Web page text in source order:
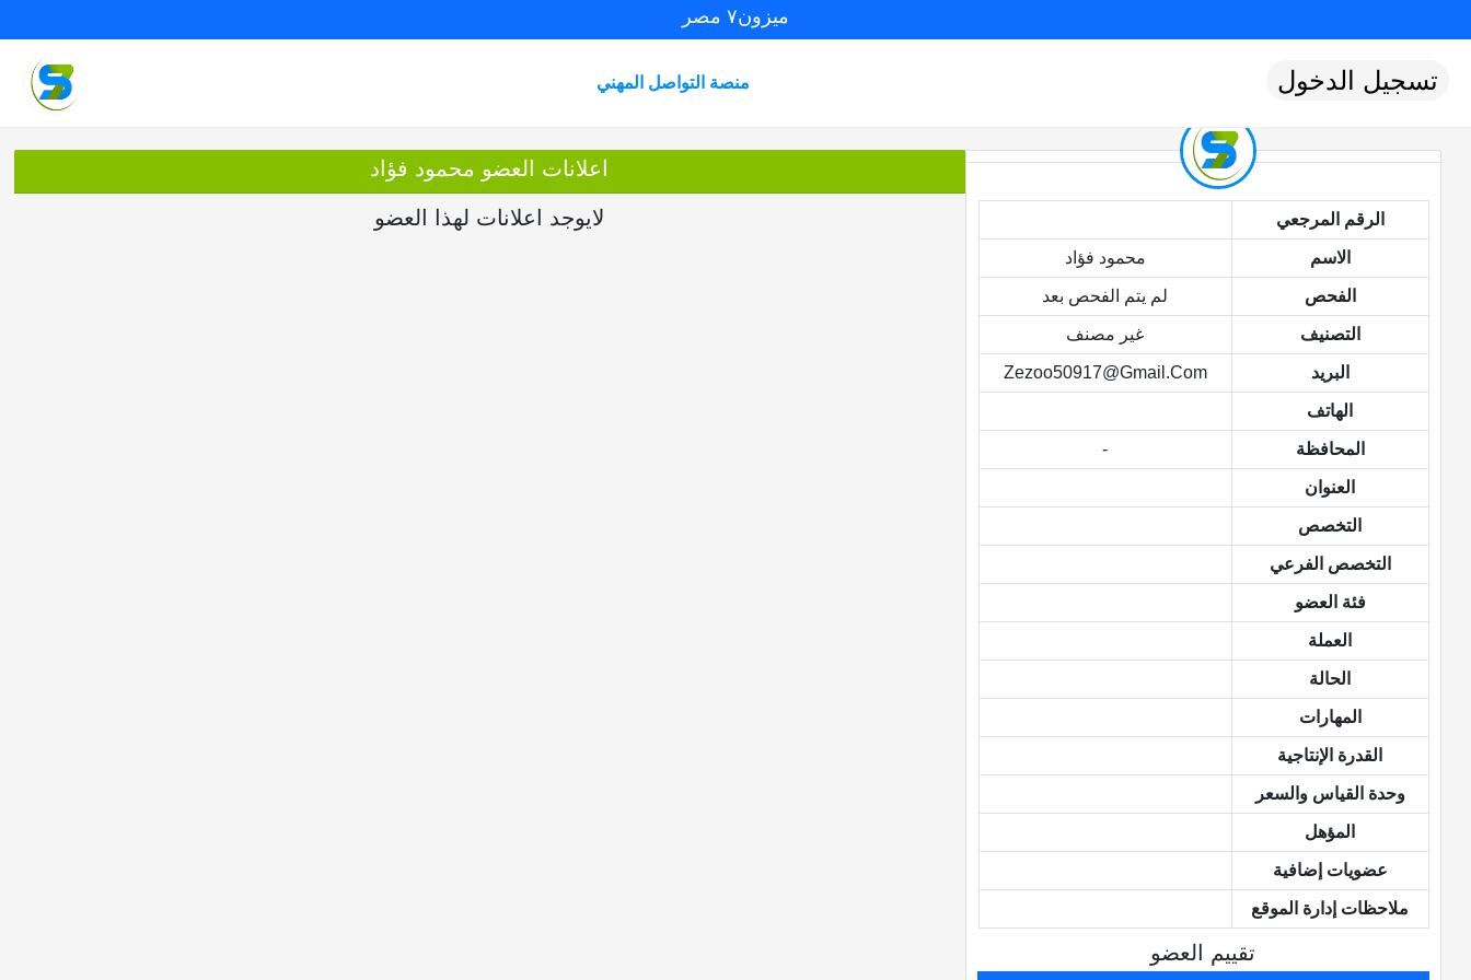
ميزون٧ مصر
منصة التواصل المهني تسجيل الدخول
الرقم المرجعي
الاسم محمود فؤاد
الفحص لم يتم الفحص بعد
التصنيف غير مصنف
البريد Zezoo50917@gmail.com
الهاتف
المحافظة -
العنوان
التخصص
التخصص الفرعي
فئة العضو
العملة
الحالة
المهارات
القدرة الإنتاجية
وحدة القياس والسعر
المؤهل
عضويات إضافية
ملاحظات إدارة الموقع
تقييم العضو
اعلانات العضو محمود فؤاد
لايوجد اعلانات لهذا العضو